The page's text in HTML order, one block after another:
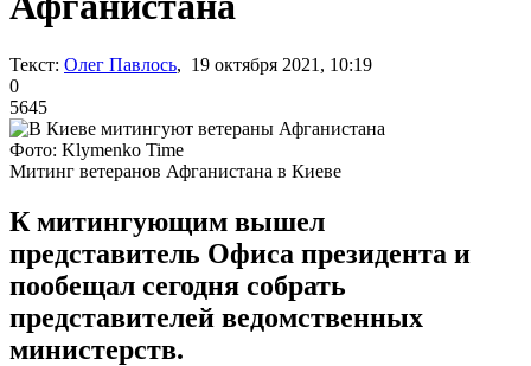
Текст: Олег Павлось, 19 октября 2021, 10:19
0
5645
Фото: Klymenko Time
Митинг ветеранов Афганистана в Киеве
К митингующим вышел
представитель Офиса президента и
пообещал сегодня собрать
представителей ведомственных
министерств.